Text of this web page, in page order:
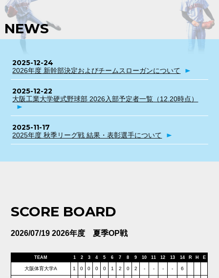
NEWS
2025-12-24
2026年度 新幹部決定およびチームスローガンについて
2025-12-22
大阪工業大学硬式野球部 2026入部予定者一覧（12.20時点）
2025-11-17
2025年度 秋季リーグ戦 結果・表彰選手について
SCORE BOARD
2026/07/19 2026年度 夏季OP戦
TEAM 1 2 3 4 5 6 7 8 9 10 11 12 13 14 R H E
大阪体育大学A 1 0 0 0 0 1 2 0 2 - - - - 6